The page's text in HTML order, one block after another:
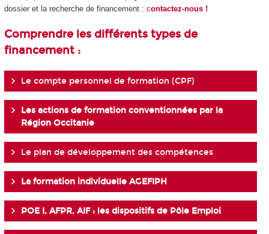
dossier et la recherche de financement : contactez-nous !
Comprendre les différents types de
financement :
Le compte personnel de formation (CPF)
Les actions de formation conventionnées par la
Région Occitanie
Le plan de développement des compétences
La formation individuelle AGEFIPH
POE I, AFPR, AIF : les dispositifs de Pôle Emploi